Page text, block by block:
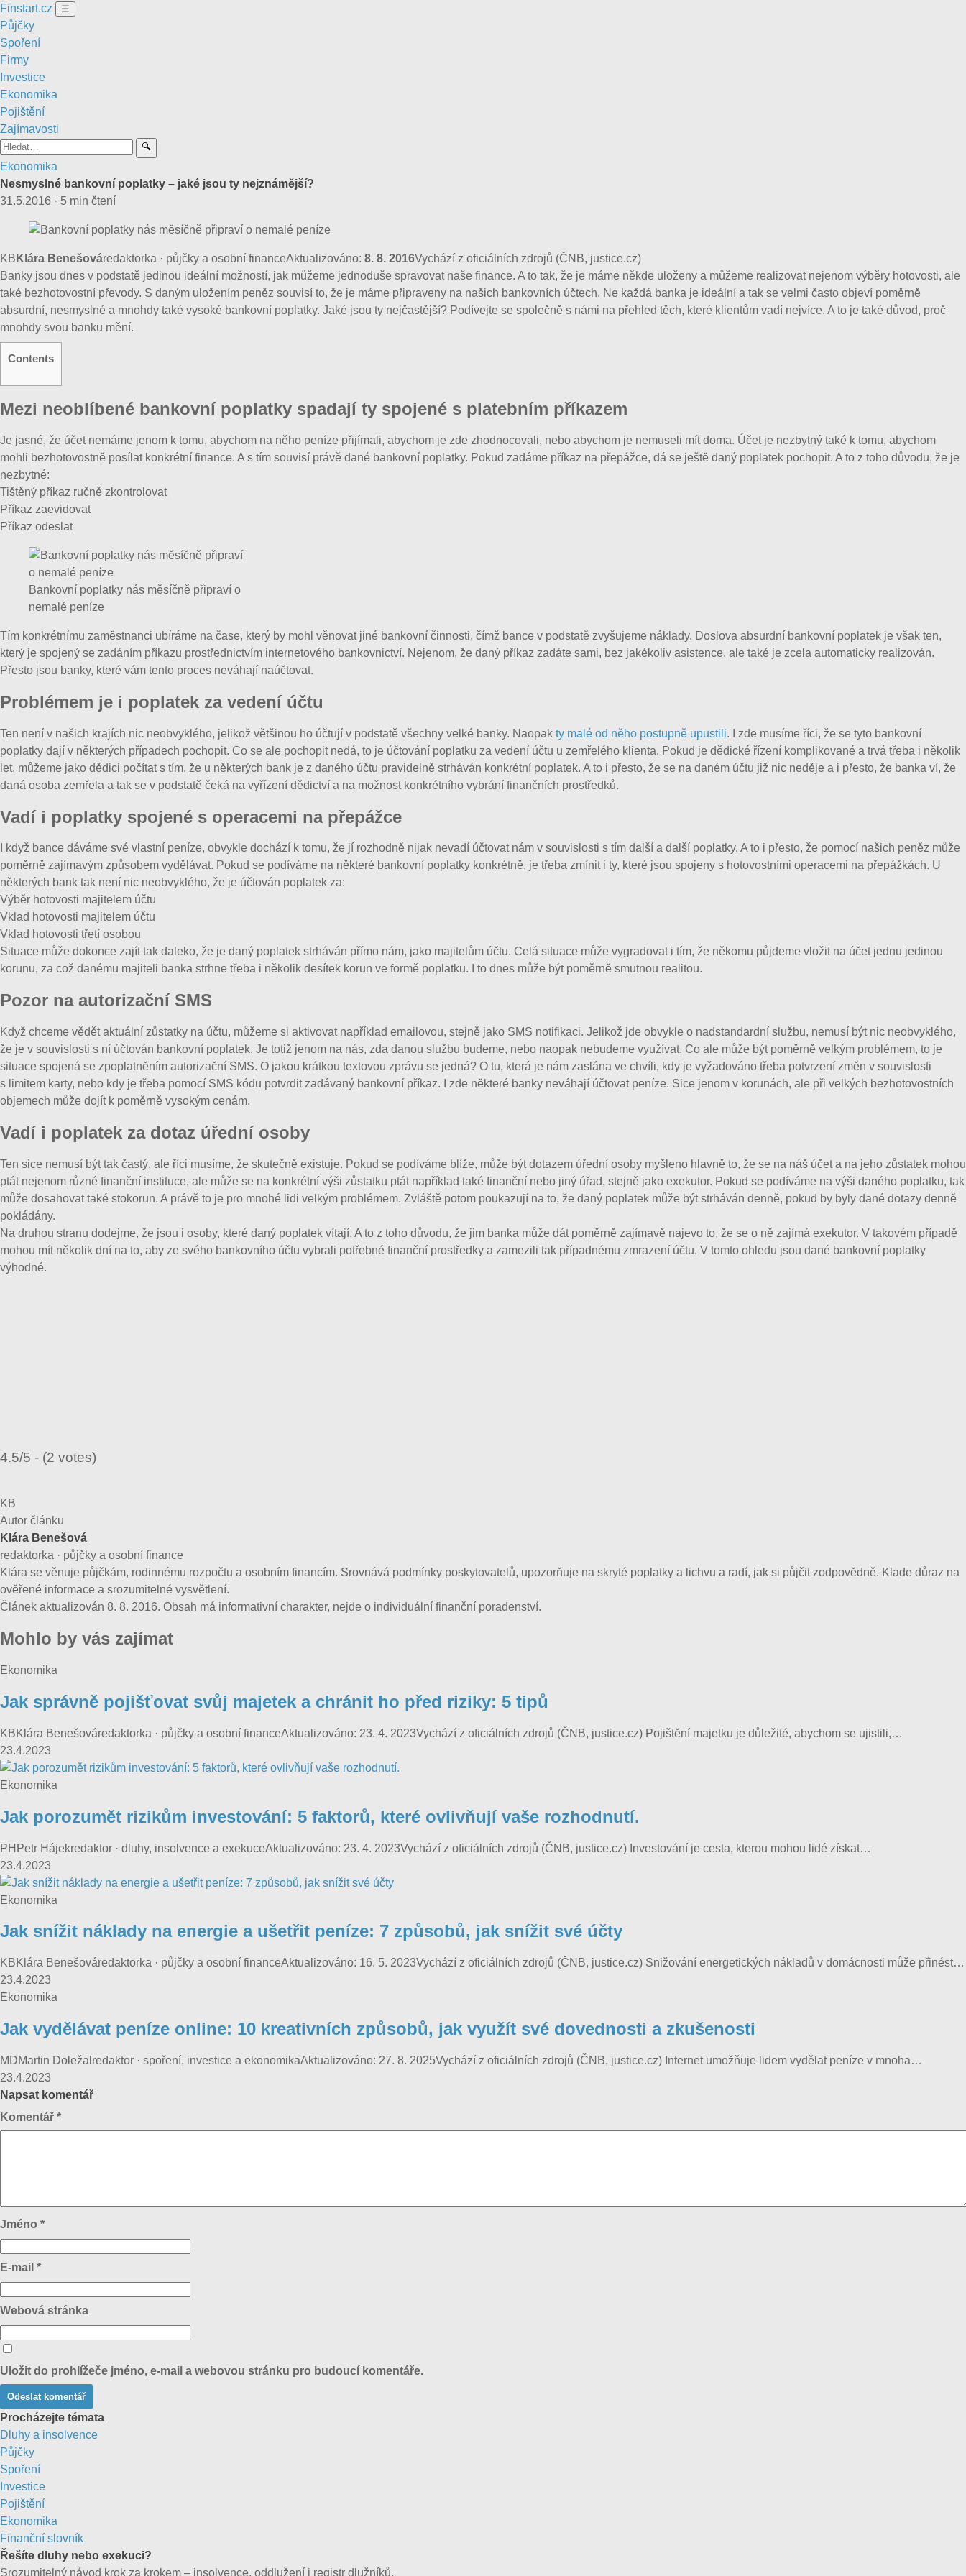
Finstart.cz ☰
Půjčky
Spoření
Firmy
Investice
Ekonomika
Pojištění
Zajímavosti
🔍
Ekonomika
Nesmyslné bankovní poplatky – jaké jsou ty nejznámější?
31.5.2016 · 5 min čtení
KB Klára Benešováredaktorka · půjčky a osobní financeAktualizováno: 8. 8. 2016Vychází z oficiálních zdrojů (ČNB, justice.cz)
Banky jsou dnes v podstatě jedinou ideální možností, jak můžeme jednoduše spravovat naše finance. A to tak, že je máme někde uloženy a můžeme realizovat nejenom výběry hotovosti, ale
také bezhotovostní převody. S daným uložením peněz souvisí to, že je máme připraveny na našich bankovních účtech. Ne každá banka je ideální a tak se velmi často objeví poměrně
absurdní, nesmyslné a mnohdy také vysoké bankovní poplatky. Jaké jsou ty nejčastější? Podívejte se společně s námi na přehled těch, které klientům vadí nejvíce. A to je také důvod, proč
mnohdy svou banku mění.
Contents
Mezi neoblíbené bankovní poplatky spadají ty spojené s platebním příkazem
Je jasné, že účet nemáme jenom k tomu, abychom na něho peníze přijímali, abychom je zde zhodnocovali, nebo abychom je nemuseli mít doma. Účet je nezbytný také k tomu, abychom
mohli bezhotovostně posílat konkrétní finance. A s tím souvisí právě dané bankovní poplatky. Pokud zadáme příkaz na přepážce, dá se ještě daný poplatek pochopit. A to z toho důvodu, že je
nezbytné:
Tištěný příkaz ručně zkontrolovat
Příkaz zaevidovat
Příkaz odeslat
Bankovní poplatky nás měsíčně připraví o
nemalé peníze
Tím konkrétnímu zaměstnanci ubíráme na čase, který by mohl věnovat jiné bankovní činnosti, čímž bance v podstatě zvyšujeme náklady. Doslova absurdní bankovní poplatek je však ten,
který je spojený se zadáním příkazu prostřednictvím internetového bankovnictví. Nejenom, že daný příkaz zadáte sami, bez jakékoliv asistence, ale také je zcela automaticky realizován.
Přesto jsou banky, které vám tento proces neváhají naúčtovat.
Problémem je i poplatek za vedení účtu
Ten není v našich krajích nic neobvyklého, jelikož většinou ho účtují v podstatě všechny velké banky. Naopak ty malé od něho postupně upustili. I zde musíme říci, že se tyto bankovní
poplatky dají v některých případech pochopit. Co se ale pochopit nedá, to je účtování poplatku za vedení účtu u zemřelého klienta. Pokud je dědické řízení komplikované a trvá třeba i několik
let, můžeme jako dědici počítat s tím, že u některých bank je z daného účtu pravidelně strháván konkrétní poplatek. A to i přesto, že se na daném účtu již nic neděje a i přesto, že banka ví, že
daná osoba zemřela a tak se v podstatě čeká na vyřízení dědictví a na možnost konkrétního vybrání finančních prostředků.
Vadí i poplatky spojené s operacemi na přepážce
I když bance dáváme své vlastní peníze, obvykle dochází k tomu, že jí rozhodně nijak nevadí účtovat nám v souvislosti s tím další a další poplatky. A to i přesto, že pomocí našich peněz může
poměrně zajímavým způsobem vydělávat. Pokud se podíváme na některé bankovní poplatky konkrétně, je třeba zmínit i ty, které jsou spojeny s hotovostními operacemi na přepážkách. U
některých bank tak není nic neobvyklého, že je účtován poplatek za:
Výběr hotovosti majitelem účtu
Vklad hotovosti majitelem účtu
Vklad hotovosti třetí osobou
Situace může dokonce zajít tak daleko, že je daný poplatek strháván přímo nám, jako majitelům účtu. Celá situace může vygradovat i tím, že někomu půjdeme vložit na účet jednu jedinou
korunu, za což danému majiteli banka strhne třeba i několik desítek korun ve formě poplatku. I to dnes může být poměrně smutnou realitou.
Pozor na autorizační SMS
Když chceme vědět aktuální zůstatky na účtu, můžeme si aktivovat například emailovou, stejně jako SMS notifikaci. Jelikož jde obvykle o nadstandardní službu, nemusí být nic neobvyklého,
že je v souvislosti s ní účtován bankovní poplatek. Je totiž jenom na nás, zda danou službu budeme, nebo naopak nebudeme využívat. Co ale může být poměrně velkým problémem, to je
situace spojená se zpoplatněním autorizační SMS. O jakou krátkou textovou zprávu se jedná? O tu, která je nám zaslána ve chvíli, kdy je vyžadováno třeba potvrzení změn v souvislosti
s limitem karty, nebo kdy je třeba pomocí SMS kódu potvrdit zadávaný bankovní příkaz. I zde některé banky neváhají účtovat peníze. Sice jenom v korunách, ale při velkých bezhotovostních
objemech může dojít k poměrně vysokým cenám.
Vadí i poplatek za dotaz úřední osoby
Ten sice nemusí být tak častý, ale říci musíme, že skutečně existuje. Pokud se podíváme blíže, může být dotazem úřední osoby myšleno hlavně to, že se na náš účet a na jeho zůstatek mohou
ptát nejenom různé finanční instituce, ale může se na konkrétní výši zůstatku ptát například také finanční nebo jiný úřad, stejně jako exekutor. Pokud se podíváme na výši daného poplatku, tak
může dosahovat také stokorun. A právě to je pro mnohé lidi velkým problémem. Zvláště potom poukazují na to, že daný poplatek může být strháván denně, pokud by byly dané dotazy denně
pokládány.
Na druhou stranu dodejme, že jsou i osoby, které daný poplatek vítají. A to z toho důvodu, že jim banka může dát poměrně zajímavě najevo to, že se o ně zajímá exekutor. V takovém případě
mohou mít několik dní na to, aby ze svého bankovního účtu vybrali potřebné finanční prostředky a zamezili tak případnému zmrazení účtu. V tomto ohledu jsou dané bankovní poplatky
výhodné.
4.5/5 - (2 votes)
KB
Autor článku
Klára Benešová
redaktorka · půjčky a osobní finance
Klára se věnuje půjčkám, rodinnému rozpočtu a osobním financím. Srovnává podmínky poskytovatelů, upozorňuje na skryté poplatky a lichvu a radí, jak si půjčit zodpovědně. Klade důraz na
ověřené informace a srozumitelné vysvětlení.
Článek aktualizován 8. 8. 2016. Obsah má informativní charakter, nejde o individuální finanční poradenství.
Mohlo by vás zajímat
Ekonomika
Jak správně pojišťovat svůj majetek a chránit ho před riziky: 5 tipů
KBKlára Benešováredaktorka · půjčky a osobní financeAktualizováno: 23. 4. 2023Vychází z oficiálních zdrojů (ČNB, justice.cz) Pojištění majetku je důležité, abychom se ujistili,…
23.4.2023
Ekonomika
Jak porozumět rizikům investování: 5 faktorů, které ovlivňují vaše rozhodnutí.
PHPetr Hájekredaktor · dluhy, insolvence a exekuceAktualizováno: 23. 4. 2023Vychází z oficiálních zdrojů (ČNB, justice.cz) Investování je cesta, kterou mohou lidé získat…
23.4.2023
Ekonomika
Jak snížit náklady na energie a ušetřit peníze: 7 způsobů, jak snížit své účty
KBKlára Benešováredaktorka · půjčky a osobní financeAktualizováno: 16. 5. 2023Vychází z oficiálních zdrojů (ČNB, justice.cz) Snižování energetických nákladů v domácnosti může přinést…
23.4.2023
Ekonomika
Jak vydělávat peníze online: 10 kreativních způsobů, jak využít své dovednosti a zkušenosti
MDMartin Doležalredaktor · spoření, investice a ekonomikaAktualizováno: 27. 8. 2025Vychází z oficiálních zdrojů (ČNB, justice.cz) Internet umožňuje lidem vydělat peníze v mnoha…
23.4.2023
Napsat komentář
Komentář *
Jméno *
E-mail *
Webová stránka
Uložit do prohlížeče jméno, e-mail a webovou stránku pro budoucí komentáře.
Procházejte témata
Dluhy a insolvence
Půjčky
Spoření
Investice
Pojištění
Ekonomika
Finanční slovník
Řešíte dluhy nebo exekuci?
Srozumitelný návod krok za krokem – insolvence, oddlužení i registr dlužníků.